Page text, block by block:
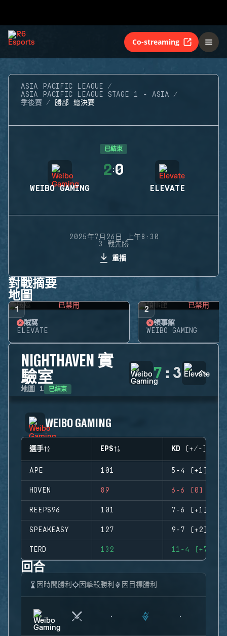
Co-streaming
ASIA PACIFIC LEAGUE
ASIA PACIFIC LEAGUE STAGE 1 - ASIA
季後賽
勝部 總決賽
已結束
WEIBO GAMING
2:0
ELEVATE
2025年7月26日 上午8:30
3 戰先勝
重播
對戰摘要
地圖
1 已禁用
賊窩
ELEVATE
2 已禁用
領事館
WEIBO GAMING
NIGHTHAVEN 實
驗室
地圖 1 已結束
7 : 3
WEIBO GAMING
選手 EPS KD (+/-)
APE 101 5-4 (+1)
HOVEN 89 6-6 (0)
REEPS96 101 7-6 (+1)
SPEAKEASY 127 9-7 (+2)
TERD 132 11-4 (+7)
回合
因時間勝利 因擊殺勝利 因目標勝利